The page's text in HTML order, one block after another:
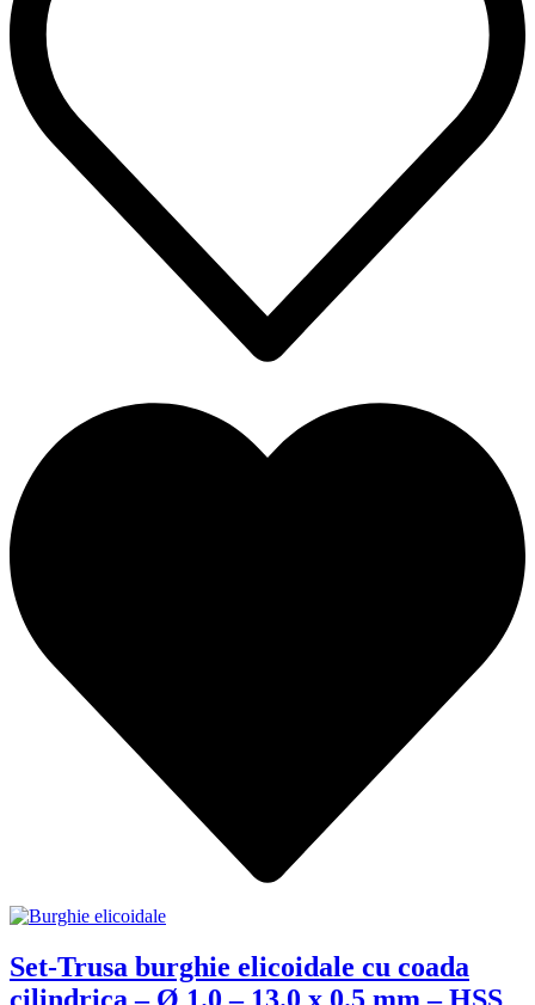
Set-Trusa burghie elicoidale cu coada